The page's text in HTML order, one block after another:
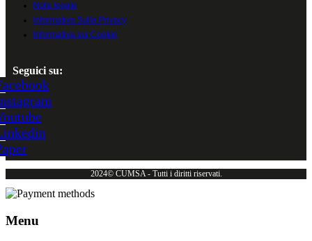
Nota legale
Informativa Sulla Privacy
Informativa sui Cookie
Seguici su:
2024© CUMSA - Tutti i diritti riservati.
Menu